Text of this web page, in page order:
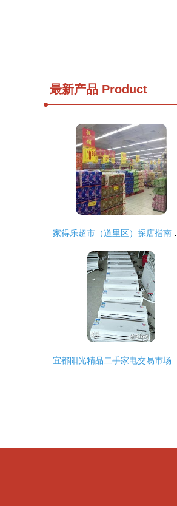
最新产品 Product